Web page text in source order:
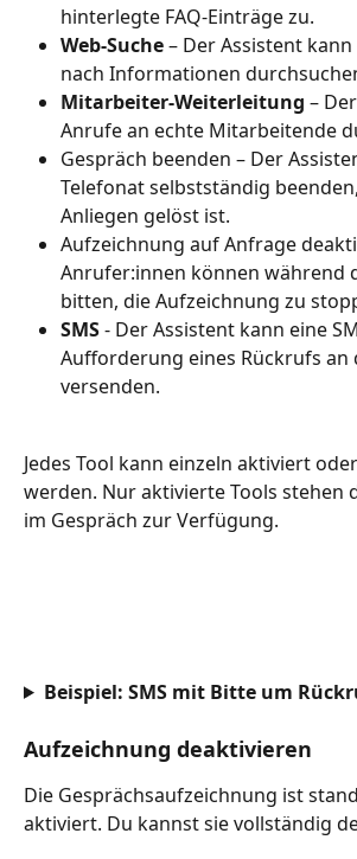
hinterlegte FAQ-Einträge zu.
Web-Suche – Der Assistent
nach Informationen
Mitarbeiter-Weiterleitung –
Anrufe an echte Mitarbeitende
Gespräch beenden – Der
Telefonat selbstständig
Anliegen gelöst ist.
Aufzeichnung auf Anfrage
Anrufer:innen können während
bitten, die Aufzeichnung zu
SMS - Der Assistent kann eine
Aufforderung eines Rückrufs an
versenden.
Jedes Tool kann einzeln aktiviert
werden. Nur aktivierte Tools stehen
im Gespräch zur Verfügung.
Beispiel: SMS mit Bitte um
Aufzeichnung deaktivieren
Die Gesprächsaufzeichnung ist
aktiviert. Du kannst sie vollständig